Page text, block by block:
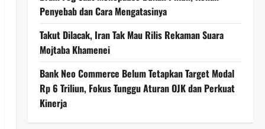
Penyebab dan Cara Mengatasinya
Takut Dilacak, Iran Tak Mau Rilis Rekaman Suara
Mojtaba Khamenei
Bank Neo Commerce Belum Tetapkan Target Modal
Rp 6 Triliun, Fokus Tunggu Aturan OJK dan Perkuat
Kinerja